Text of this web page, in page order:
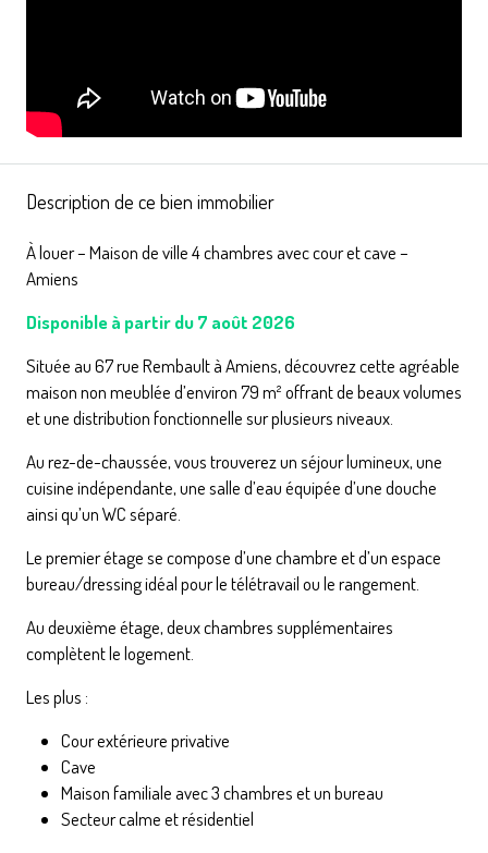
Description de ce bien immobilier
À louer – Maison de ville 4 chambres avec cour et cave –
Amiens
Disponible à partir du 7 août 2026
Située au 67 rue Rembault à Amiens, découvrez cette agréable
maison non meublée d’environ 79 m² offrant de beaux volumes
et une distribution fonctionnelle sur plusieurs niveaux.
Au rez-de-chaussée, vous trouverez un séjour lumineux, une
cuisine indépendante, une salle d’eau équipée d’une douche
ainsi qu’un WC séparé.
Le premier étage se compose d’une chambre et d’un espace
bureau/dressing idéal pour le télétravail ou le rangement.
Au deuxième étage, deux chambres supplémentaires
complètent le logement.
Les plus :
Cour extérieure privative
Cave
Maison familiale avec 3 chambres et un bureau
Secteur calme et résidentiel